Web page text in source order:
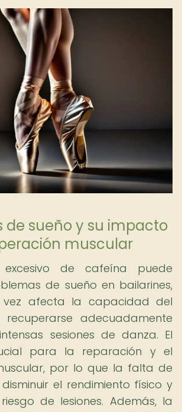
de sueño y su impacto
muscular
excesivo de cafeína puede
de sueño en bailarines,
afecta la capacidad del
adecuadamente
sesiones de danza. El
para la reparación y el
por lo que la falta de
el rendimiento físico y
de lesiones. Además, la